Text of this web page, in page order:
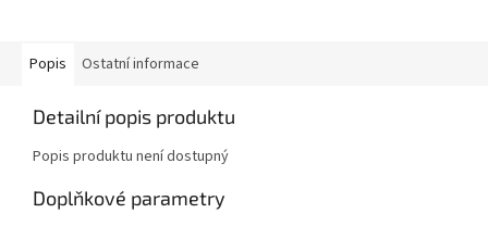
Popis Ostatní informace
Detailní popis produktu
Popis produktu není dostupný
Doplňkové parametry